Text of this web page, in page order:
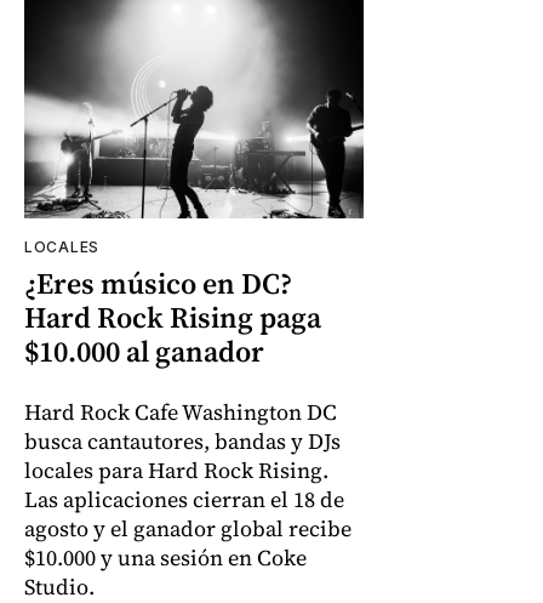
LOCALES
¿Eres músico en DC?
Hard Rock Rising paga
$10.000 al ganador
Hard Rock Cafe Washington DC
busca cantautores, bandas y DJs
locales para Hard Rock Rising.
Las aplicaciones cierran el 18 de
agosto y el ganador global recibe
$10.000 y una sesión en Coke
Studio.